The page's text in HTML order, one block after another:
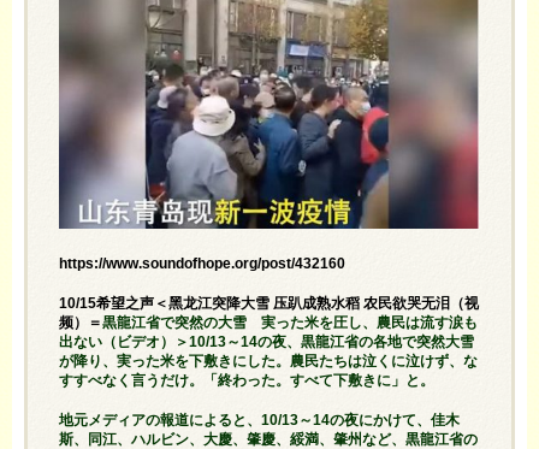
https://www.soundofhope.org/post/432160
10/15希望之声＜黑龙江突降大雪 压趴成熟水稻 农民欲哭无泪（视
频）＝黒龍江省で突然の大雪 実った米を圧し、農民は流す涙も
出ない（ビデオ）＞10/13～14の夜、黒龍江省の各地で突然大雪
が降り、実った米を下敷きにした。農民たちは泣くに泣けず、な
すすべなく言うだけ。「終わった。すべて下敷きに」と。
地元メディアの報道によると、10/13～14の夜にかけて、佳木
斯、同江、ハルビン、大慶、肇慶、綏満、肇州など、黒龍江省の